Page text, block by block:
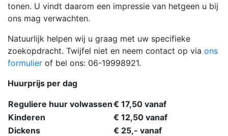
tonen. U vindt daarom een impressie van hetgeen u bij
ons mag verwachten.
Natuurlijk helpen wij u graag met uw specifieke
zoekopdracht. Twijfel niet en neem contact op via ons
formulier of bel ons: 06-19998921.
Huurprijs per dag
Reguliere huur volwassen€ 17,50 vanaf
Kinderen
€ 12,50 vanaf
Dickens
€ 25,- vanaf